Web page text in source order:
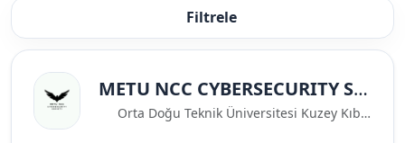
Filtrele
METU NCC CYBERSECURITY SOCIETY
Orta Doğu Teknik Üniversitesi Kuzey Kıbrıs Kampüsü